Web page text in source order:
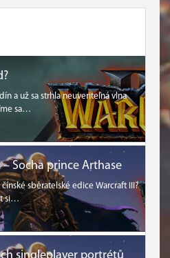
a už sa strhla neuveriteľná vlna
sa…
Socha prince Arthase
čínské sběratelské edice Warcraft III?
si…